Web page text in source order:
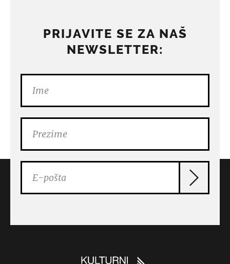
PRIJAVITE SE ZA NAŠ
NEWSLETTER: